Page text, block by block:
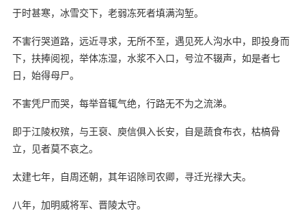
于时甚寒，冰雪交下，老弱冻死者填满沟堑。
不害行哭道路，远近寻求，无所不至，遇见死人沟水中，即投身而
下，扶捧阅视，举体冻湿，水浆不入口，号泣不辍声，如是者七
日，始得母尸。
不害凭尸而哭，每举音辄气绝，行路无不为之流涕。
即于江陵权殡，与王裒、庾信俱入长安，自是蔬食布衣，枯槁骨
立，见者莫不哀之。
太建七年，自周还朝，其年诏除司农卿，寻迁光禄大夫。
八年，加明威将军、晋陵太守。